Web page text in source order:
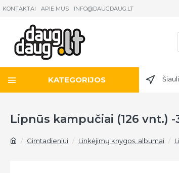
KONTAKTAI APIE MUS INFO@DAUGDAUG.LT
KATEGORIJOS
Gimtadieniui Linkėjimų knygos, albumai
Lipnūs kampučiai (126 vnt.) -